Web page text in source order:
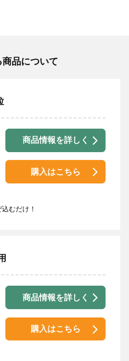
品について
商品情報を詳しく
購入はこちら
むだけ！
商品情報を詳しく
購入はこちら